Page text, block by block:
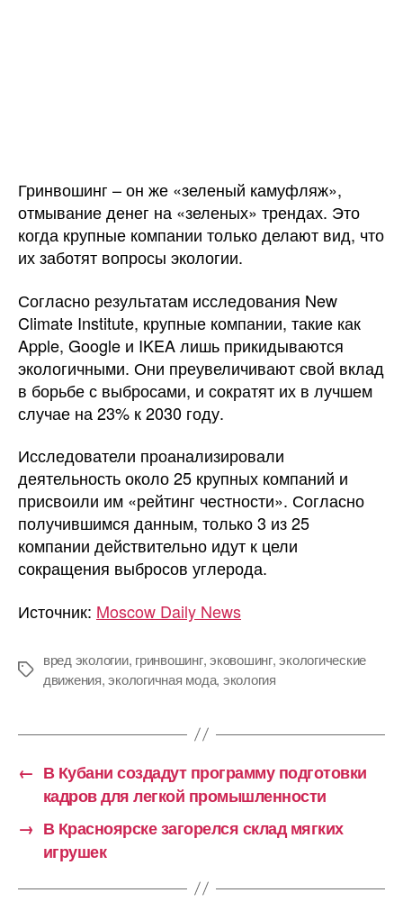
Гринвошинг – он же «зеленый камуфляж»,
отмывание денег на «зеленых» трендах. Это
когда крупные компании только делают вид, что
их заботят вопросы экологии.
Согласно результатам исследования New
Climate Institute, крупные компании, такие как
Apple, Google и IKEA лишь прикидываются
экологичными. Они преувеличивают свой вклад
в борьбе с выбросами, и сократят их в лучшем
случае на 23% к 2030 году.
Исследователи проанализировали
деятельность около 25 крупных компаний и
присвоили им «рейтинг честности». Согласно
получившимся данным, только 3 из 25
компании действительно идут к цели
сокращения выбросов углерода.
Источник: Moscow Daily News
Метки
вред экологии, гринвошинг,эковошинг,экологические
движения,экологичная мода, экология
← В Кубани создадут программу подготовки
кадров для легкой промышленности
→ В Красноярске загорелся склад мягких
игрушек